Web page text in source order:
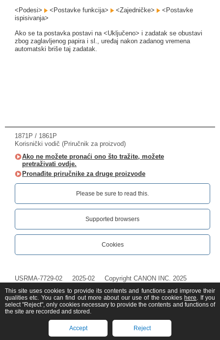
<Podesi> <Postavke funkcija> <Zajedničke>
<Postavke
ispisivanja>
Ako se ta postavka postavi na <Uključeno> i zadatak se obustavi
zbog zaglavljenog papira i sl., uređaj nakon zadanog vremena
automatski briše taj zadatak.
1871P / 1861P
Korisnički vodič (Priručnik za proizvod)
Ako ne možete pronaći ono što tražite, možete
pretraživati ovdje.
Pronađite priručnike za druge proizvode
Please be sure to read this.‎
Supported browsers
Cookies
USRMA-7729-02 2025-02 Copyright CANON INC. 2025
This site uses cookies to provide its contents and functions and improve their
qualities etc. You can find out more about our use of the cookies here. If you
select "Reject", only cookies necessary to provide the contents and functions of
the site are recorded and stored.
Accept Reject